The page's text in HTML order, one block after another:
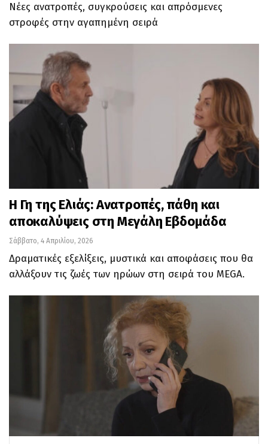
Νέες ανατροπές, συγκρούσεις και απρόσμενες
στροφές στην αγαπημένη σειρά
Η Γη της Ελιάς: Ανατροπές, πάθη και
αποκαλύψεις στη Μεγάλη Εβδομάδα
Σάββατο, 4 Απριλίου, 2026
Δραματικές εξελίξεις, μυστικά και αποφάσεις που θα
αλλάξουν τις ζωές των ηρώων στη σειρά του MEGA.